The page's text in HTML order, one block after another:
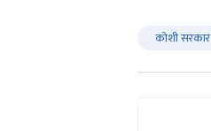
कोशी सरकार